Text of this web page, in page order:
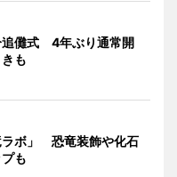
追儺式 4年ぶり通常開
も
ラボ」 恐竜装飾や化石
も